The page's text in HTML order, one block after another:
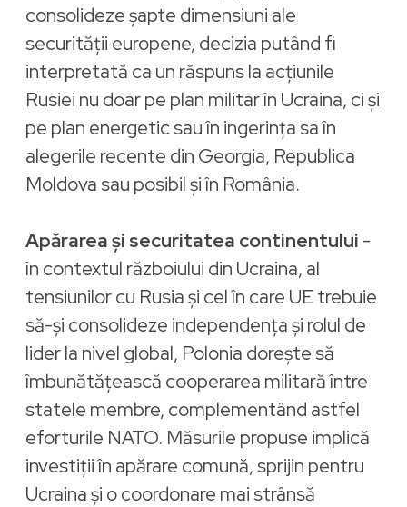
consolideze șapte dimensiuni ale
securității europene, decizia putând fi
interpretată ca un răspuns la acțiunile
Rusiei nu doar pe plan militar în Ucraina, ci și
pe plan energetic sau în ingerința sa în
alegerile recente din Georgia, Republica
Moldova sau posibil și în România.
Apărarea și securitatea continentului -
în contextul războiului din Ucraina, al
tensiunilor cu Rusia și cel în care UE trebuie
să-și consolideze independența și rolul de
lider la nivel global, Polonia dorește să
îmbunătățească cooperarea militară între
statele membre, complementând astfel
eforturile NATO. Măsurile propuse implică
investiții în apărare comună, sprijin pentru
Ucraina și o coordonare mai strânsă